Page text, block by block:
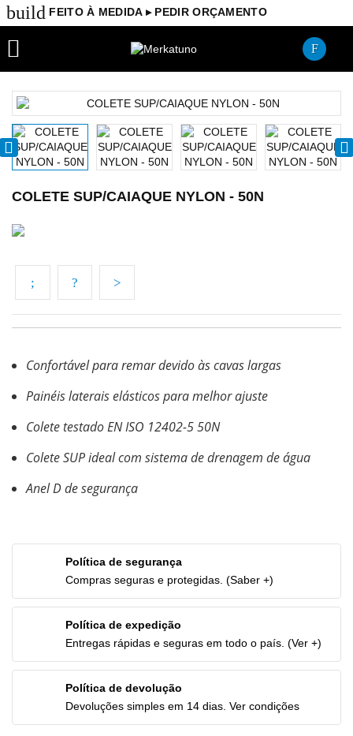
build FEITO À MEDIDA ▸ PEDIR ORÇAMENTO

COLETE SUP/CAIAQUE NYLON - 50N
Confortável para remar devido às cavas largas
Painéis laterais elásticos para melhor ajuste
Colete testado EN ISO 12402-5 50N
Colete SUP ideal com sistema de drenagem de água
Anel D de segurança
Política de segurança
Compras seguras e protegidas. (Saber +)
Política de expedição
Entregas rápidas e seguras em todo o país. (Ver +)
Política de devolução
Devoluções simples em 14 dias. Ver condições